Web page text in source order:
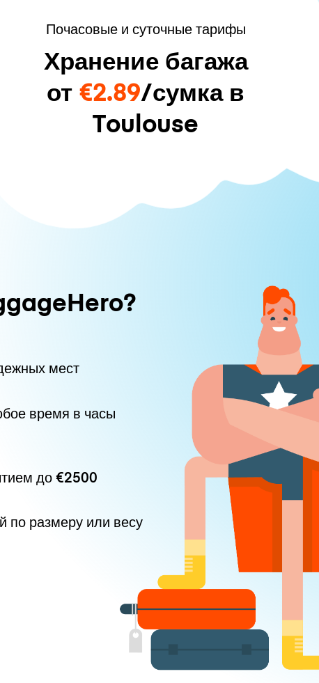
Почасовые и суточные тарифы
Хранение багажа
от €2.89/сумка в
Toulouse
мест
время в часы
до €2500
по размеру или весу